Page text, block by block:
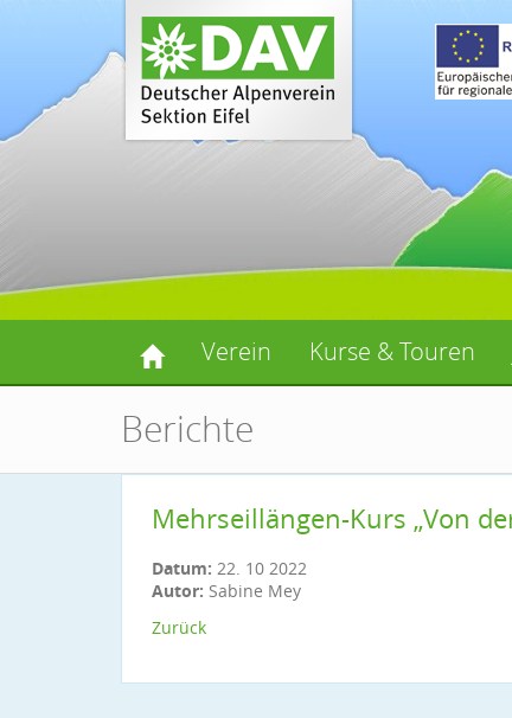
Verein Kurse & Touren
Berichte
Mehrseillängen-Kurs „Von
Datum: 22. 10 2022
Autor: Sabine Mey
Zurück